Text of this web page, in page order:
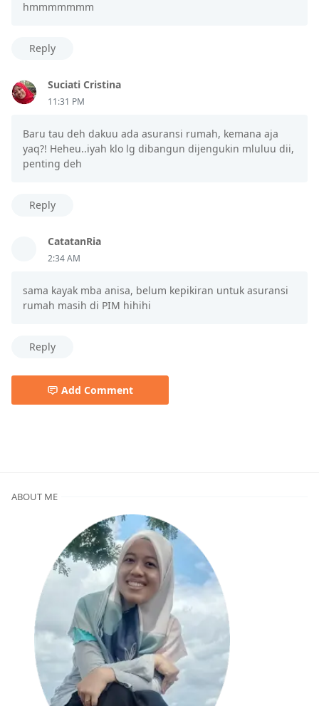
hmmmmmmm
Reply
Suciati Cristina
11:31 PM
Baru tau deh dakuu ada asuransi rumah, kemana aja
yaq?! Heheu..iyah klo lg dibangun dijengukin mluluu dii,
penting deh
Reply
CatatanRia
2:34 AM
sama kayak mba anisa, belum kepikiran untuk asuransi
rumah masih di PIM hihihi
Reply
Add Comment
ABOUT ME